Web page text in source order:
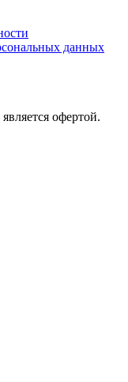
данных
офертой.